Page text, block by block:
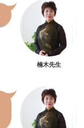
楠木先生